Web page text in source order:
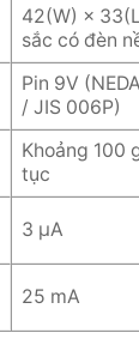
42(W) ×
sắc có đèn
Pin 9V
/ JIS 006P)
Khoảng 100
tục
3 μA
25 mA